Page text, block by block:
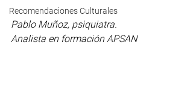
Recomendaciones Culturales
Pablo Muñoz, psiquiatra.
Analista en formación APSAN